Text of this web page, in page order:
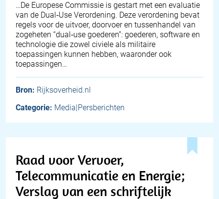
…De Europese Commissie is gestart met een evaluatie
van de Dual‑Use Verordening. Deze verordening bevat
regels voor de uitvoer, doorvoer en tussenhandel van
zogeheten “dual‑use goederen”: goederen, software en
technologie die zowel civiele als militaire
toepassingen kunnen hebben, waaronder ook
toepassingen…
Bron: Rijksoverheid.nl
Categorie: Media|Persberichten
Raad voor Vervoer,
Telecommunicatie en Energie;
Verslag van een schriftelijk